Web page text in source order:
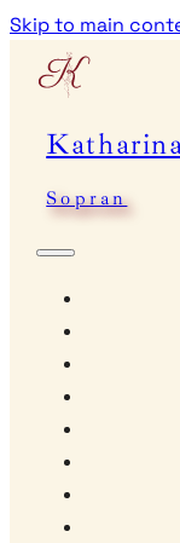
Skip to main
Sopran